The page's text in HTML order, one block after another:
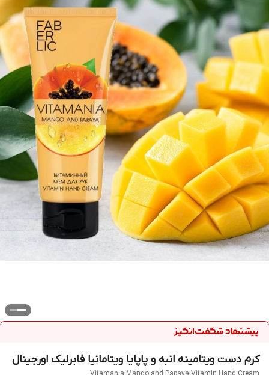
کرم دست ویتامینه انبه و پاپایا ویتامانیا فابرلیک اورجینال